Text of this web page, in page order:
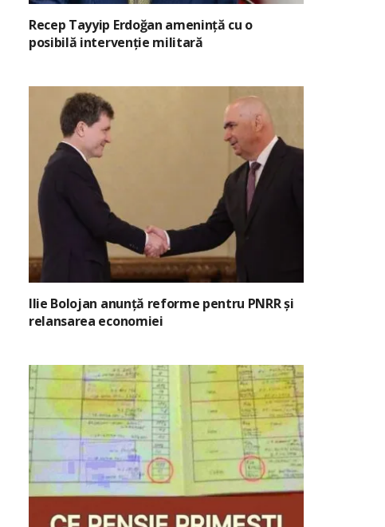
Recep Tayyip Erdoğan amenință cu o
posibilă intervenție militară
Ilie Bolojan anunță reforme pentru PNRR și
relansarea economiei